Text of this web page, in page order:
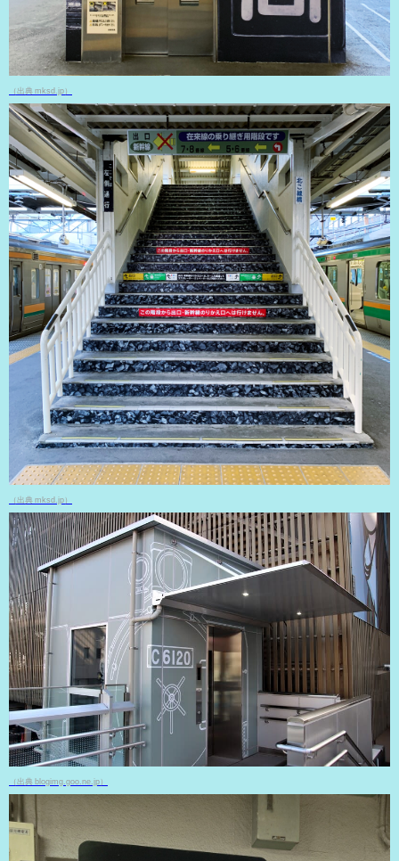
（出典 mksd.jp）
（出典 mksd.jp）
（出典 blogimg.goo.ne.jp）